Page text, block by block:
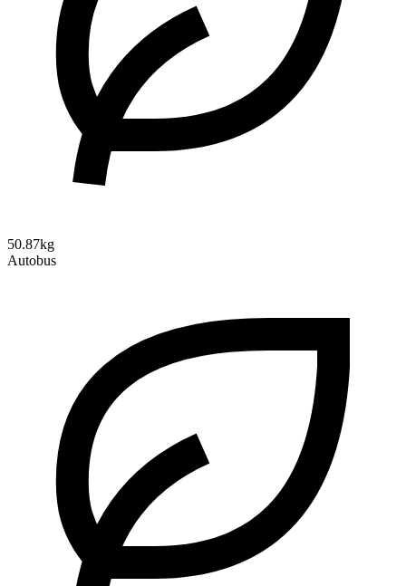
50.87kg
Autobus